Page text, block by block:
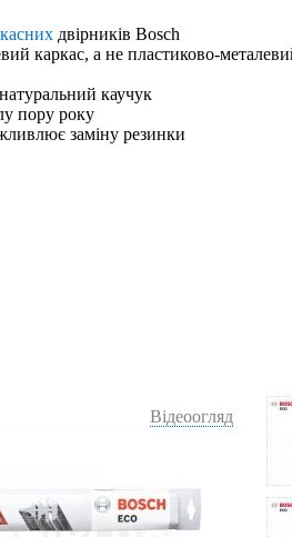
двірників Bosch
каркас, а не пластиково-
каучук
пору року
заміну резинки
Відеоогляд